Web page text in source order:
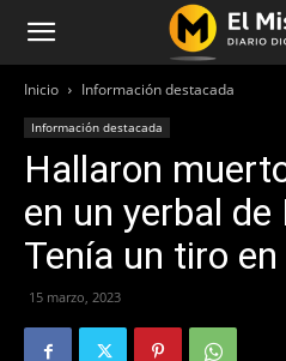
Inicio Información destacada
Información destacada
Hallaron
en un yerbal de
Tenía un tiro
15 marzo, 2023